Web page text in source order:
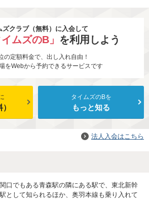
ズクラブ（無料）に入会して
イムズのB」 を利用しよう
の定額料金で、出し入れ自由！
をWebから予約できるサービスです
タイムズのBを
もっと知る
法人入会はこちら
口でもある青森駅の隣にある駅で、東北新幹
として知られるほか、奥羽本線も乗り入れて